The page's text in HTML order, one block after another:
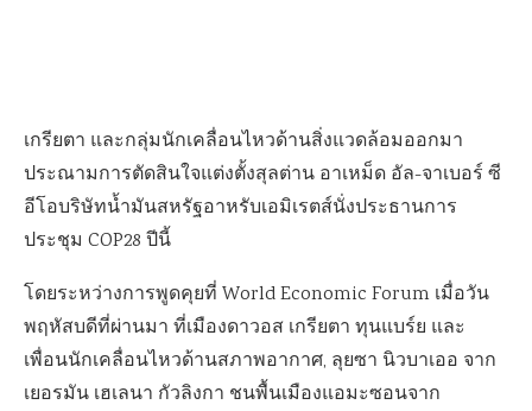
เกรียตา และกลุ่มนักเคลื่อนไหวด้านสิ่งแวดล้อมออกมา
ประณามการตัดสินใจแต่งตั้งสุลต่าน อาเหม็ด อัล-จาเบอร์ ซี
อีโอบริษัทน้ำมันสหรัฐอาหรับเอมิเรตส์นั่งประธานการ
ประชุม COP28 ปีนี้
โดยระหว่างการพูดคุยที่ World Economic Forum เมื่อวัน
พฤหัสบดีที่ผ่านมา ที่เมืองดาวอส เกรียตา ทุนแบร์ย และ
เพื่อนนักเคลื่อนไหวด้านสภาพอากาศ, ลุยซา นิวบาเออ จาก
เยอรมัน เฮเลนา กัวลิงกา ชนพื้นเมืองแอมะซอนจาก